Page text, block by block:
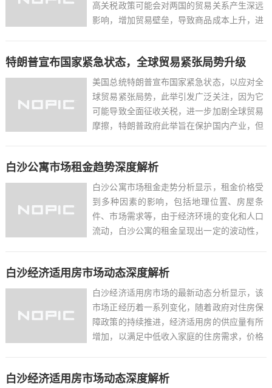
高关税政策可能会对两国的贸易关系产生深远
影响，增加贸易壁垒，导致商品成本上升，进
国需要密切关注这一政策变化，评估其对本国
经济和全球贸易的潜...
特朗普宣布国家紧急状态，全球贸易紧张局势升级
美国总统特朗普宣布国家紧急状态，以应对全
球贸易紧张局势，此举引发广泛关注，因为它
可能导致全面征收关税，进一步加剧全球贸易
摩擦，特朗普政府此举旨在保护国内产业，但
担忧，各国政府和企业都在密切关注其可能带
来的后果。...
白沙公寓市场租金趋势深度解析
白沙公寓市场租金走势分析显示，租金价格受
到多种因素的影响，包括地理位置、房屋条
件、市场需求等，由于经济环境的变化和人口
流动，白沙公寓的租金呈现出一定的波动性，
欢迎，从而推高租金，市场需求方面，随着就
业机会的增加和生活成本的...
白沙经济适用房市场动态深度解析
白沙经济适用房市场的最新动态分析显示，该
市场正经历着一系列变化，随着政府对住房保
障政策的持续推进，经济适用房的供应量有所
增加，以满足中低收入家庭的住房需求，价格
方面，随着城市化进程的加快，越来越多的家
白沙经济适用房市场动态深度解析